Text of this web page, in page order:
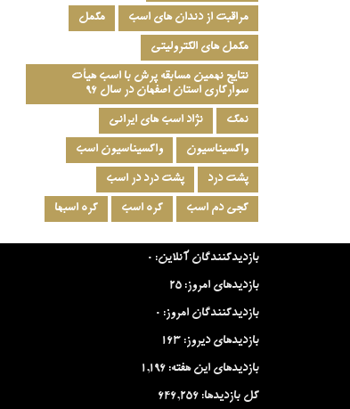
مراقبت از دندان های اسب مکمل
مکمل های الکترولیتی
نتایج نهمین مسابقه پرش با اسب هیأت
سوارکاری استان اصفهان در سال ۹۶
نمک نژاد اسب های ایرانی
واکسیناسیون واکسیناسیون اسب
پشت درد پشت درد در اسب
کجی دم اسب کره اسب کره اسبها
آخرین آمار سایت:
بازدیدکنندگان آنلاین: 0
بازدیدهای امروز: 25
بازدیدکنندگان امروز: 0
بازدیدهای دیروز: 163
بازدیدهای این هفته: 1,196
کل بازدیدها: 646,256